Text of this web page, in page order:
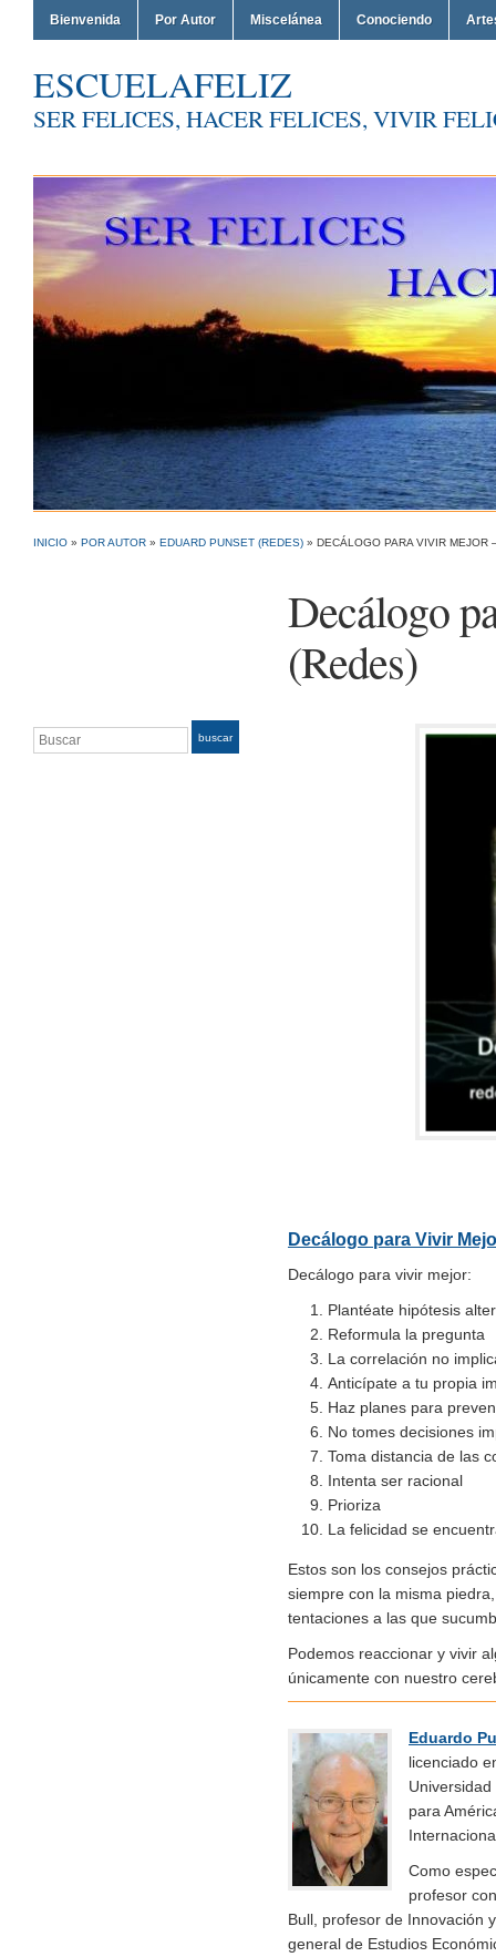
Bienvenida Por Autor Miscelánea Conociendo
ESCUELAFELIZ
SER FELICES, HACER FELICES, VIVIR
INICIO » POR AUTOR » EDUARD PUNSET (REDES) » DECÁLOGO PARA VIVIR MEJOR
Decálogo
(Redes)
Buscar buscar
Decálogo para Vivir
Decálogo para vivir mejor:
Plantéate hipótesis
Reformula la pregunta
La correlación no
Anticípate a tu propia
Haz planes para
No tomes decisiones
Toma distancia de las
Intenta ser racional
Prioriza
La felicidad se
Estos son los consejos
siempre con la misma
tentaciones a las que
Podemos reaccionar y vivir
únicamente con nuestro
Eduardo
licenciado
para
Como
profesor
Bull, profesor de Innovación
general de Estudios